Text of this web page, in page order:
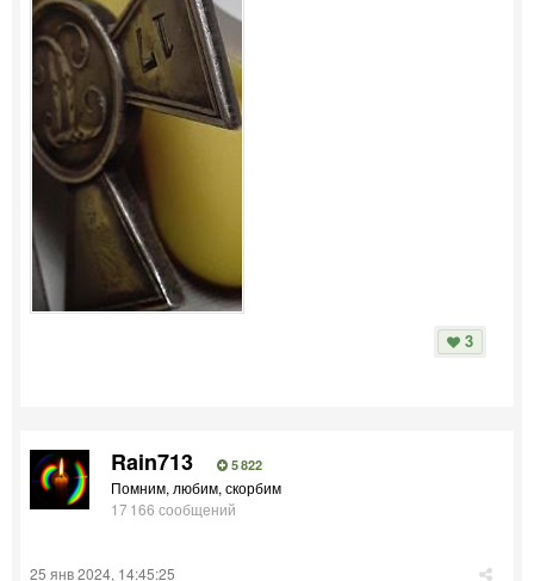
3
Rain713 5 822
Помним, любим, скорбим
17 166 сообщений
25 янв 2024, 14:45:25